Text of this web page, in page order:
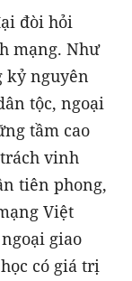
đòi hỏi
mạng. Như
kỷ nguyên
tộc, ngoại
tầm cao
vinh
tiên phong,
Việt
giao
có giá trị